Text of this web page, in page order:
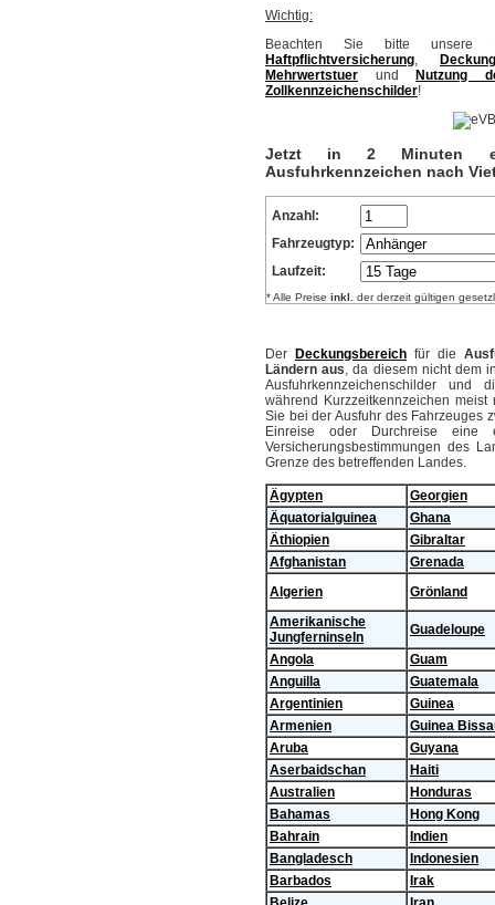
Wichtig:
Beachten Sie bitte unsere
Haftpflichtversicherung,
Mehrwertstuer und
Nutzung
Zollkennzeichenschilder!
Jetzt in 2 Minuten
Ausfuhrkennzeichen nach
Anzahl:
Fahrzeugtyp:
Laufzeit:
* Alle Preise inkl. der derzeit gültigen
Der Deckungsbereich für die
Ländern aus, da diesem nicht dem
Ausfuhrkennzeichenschilder und
während Kurzzeitkennzeichen
Sie bei der Ausfuhr des Fahrzeuges
Einreise oder Durchreise eine
Versicherungsbestimmungen des
Grenze des betreffenden Landes.
Ägypten
Georgien
Äquatorialguinea
Ghana
Äthiopien
Gibraltar
Afghanistan
Grenada
Algerien
Grönland
Amerikanische
Jungferninseln
Guadeloupe
Angola
Guam
Anguilla
Guatemala
Argentinien
Guinea
Armenien
Guinea
Aruba
Guyana
Aserbaidschan
Haiti
Australien
Honduras
Bahamas
Hong Kong
Bahrain
Indien
Bangladesch
Indonesien
Barbados
Irak